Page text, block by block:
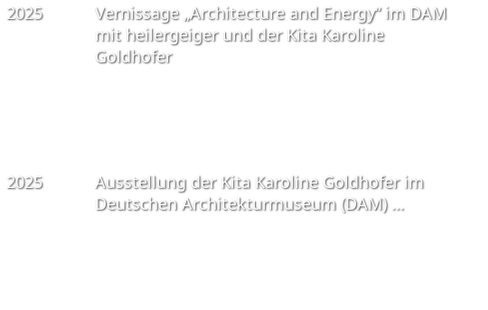
2025
Vernissage „Architecture and Energy“ im DAM
mit heilergeiger und der Kita Karoline
Goldhofer
2025
Ausstellung der Kita Karoline Goldhofer im
Deutschen Architekturmuseum (DAM) …